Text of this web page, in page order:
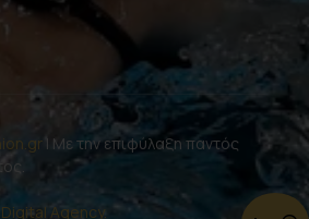
| Με την επιφύλαξη παντός
Agency.